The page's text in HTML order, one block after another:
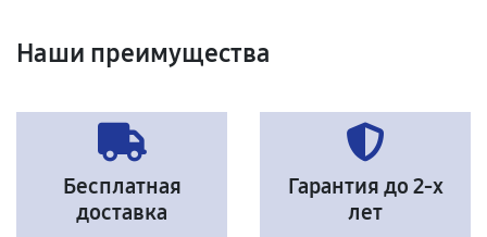
Наши преимущества
Бесплатная
доставка
Гарантия до 2-х
лет